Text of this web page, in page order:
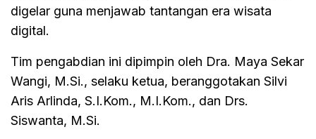
digelar guna menjawab tantangan era wisata
digital.
Tim pengabdian ini dipimpin oleh Dra. Maya Sekar
Wangi, M.Si., selaku ketua, beranggotakan Silvi
Aris Arlinda, S.I.Kom., M.I.Kom., dan Drs.
Siswanta, M.Si.